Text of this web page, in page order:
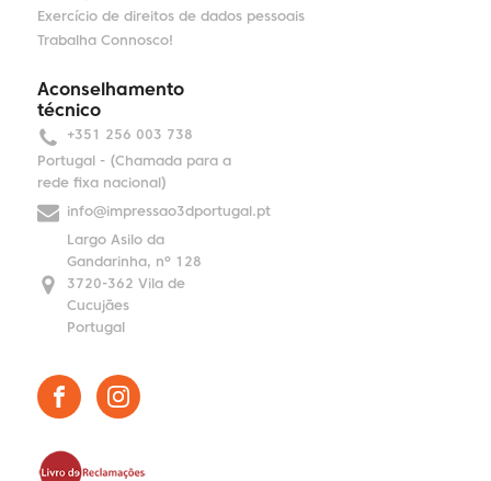
Exercício de direitos de dados pessoais
Trabalha Connosco!
Aconselhamento
técnico
+351 256 003 738
Portugal - (Chamada para a
rede fixa nacional)
info@impressao3dportugal.pt
Largo Asilo da
Gandarinha, nº 128
3720-362 Vila de
Cucujães
Portugal